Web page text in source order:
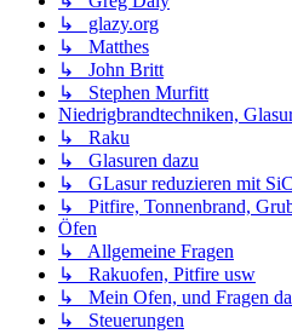
↳ glazy.org
↳ Matthes
↳ John Britt
↳ Stephen Murfitt
Niedrigbrandtechniken,
↳ Raku
↳ Glasuren dazu
↳ GLasur reduzieren mit SiC
↳ Pitfire, Tonnenbrand,
Öfen
↳ Allgemeine Fragen
↳ Rakuofen, Pitfire usw
↳ Mein Ofen, und Fragen
↳ Steuerungen